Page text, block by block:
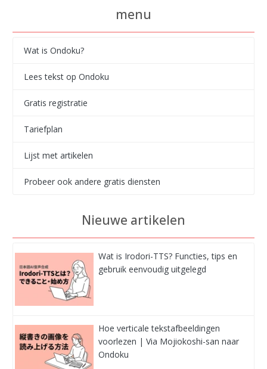
menu
Wat is Ondoku?
Lees tekst op Ondoku
Gratis registratie
Tariefplan
Lijst met artikelen
Probeer ook andere gratis diensten
Nieuwe artikelen
Wat is Irodori-TTS? Functies, tips en
gebruik eenvoudig uitgelegd
Hoe verticale tekstafbeeldingen
voorlezen | Via Mojiokoshi-san naar
Ondoku